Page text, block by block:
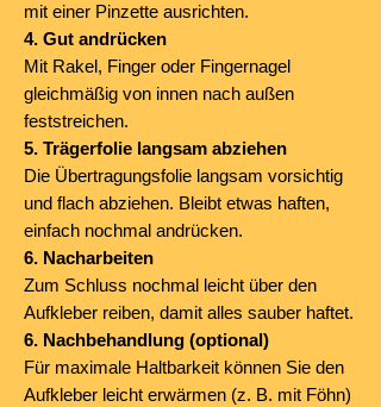
mit einer Pinzette ausrichten.
4. Gut andrücken
Mit Rakel, Finger oder Fingernagel
gleichmäßig von innen nach außen
feststreichen.
5. Trägerfolie langsam abziehen
Die Übertragungsfolie langsam vorsichtig
und flach abziehen. Bleibt etwas haften,
einfach nochmal andrücken.
6. Nacharbeiten
Zum Schluss nochmal leicht über den
Aufkleber reiben, damit alles sauber haftet.
6. Nachbehandlung (optional)
Für maximale Haltbarkeit können Sie den
Aufkleber leicht erwärmen (z. B. mit Föhn)